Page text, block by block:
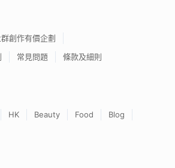
創作有價企劃
常見問題 條款及細則
HK Beauty Food
Blog